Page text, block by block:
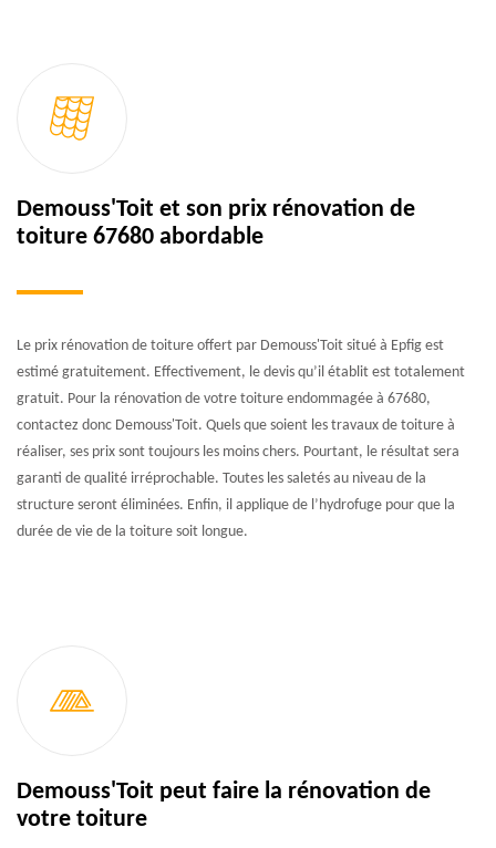
Demouss'Toit et son prix rénovation de
toiture 67680 abordable
Le prix rénovation de toiture offert par Demouss'Toit situé à Epfig est
estimé gratuitement. Effectivement, le devis qu’il établit est totalement
gratuit. Pour la rénovation de votre toiture endommagée à 67680,
contactez donc Demouss'Toit. Quels que soient les travaux de toiture à
réaliser, ses prix sont toujours les moins chers. Pourtant, le résultat sera
garanti de qualité irréprochable. Toutes les saletés au niveau de la
structure seront éliminées. Enfin, il applique de l’hydrofuge pour que la
durée de vie de la toiture soit longue.
Demouss'Toit peut faire la rénovation de
votre toiture